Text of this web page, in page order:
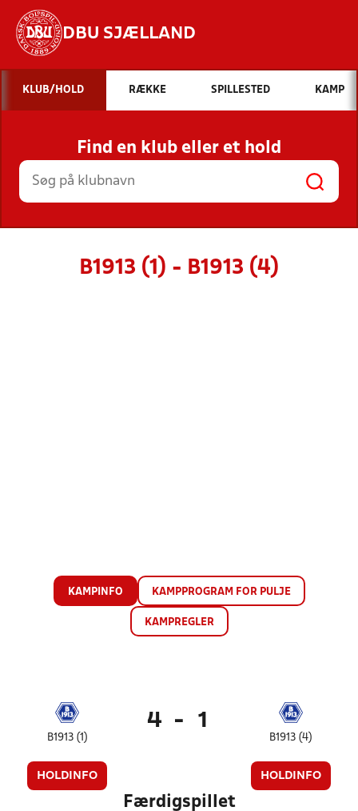
DBU SJÆLLAND
Hvad vil du søge efter?
INDHOLD OG NYHEDER
STILLINGER, RESULTATER, KLUBBER OG
HOLD
KLUB/HOLD RÆKKE SPILLESTED KAMP
Find en klub eller et hold
B1913 (1) - B1913 (4)
KAMPINFO KAMPPROGRAM FOR PULJE
KAMPREGLER
B1913 (1)
HOLDINFO
4 - 1
B1913 (4)
HOLDINFO
Færdigspillet